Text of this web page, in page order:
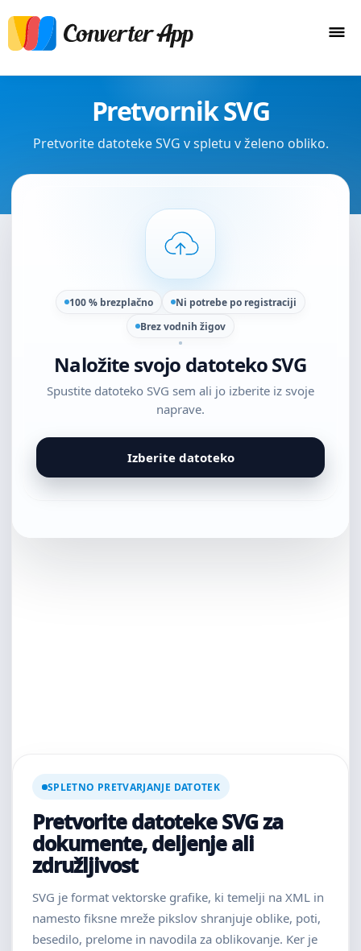
Pretvornik SVG
Pretvorite datoteke SVG v spletu v želeno obliko.
100 % brezplačno
Ni potrebe po registraciji
Brez vodnih žigov
Naložite svojo datoteko SVG
Spustite datoteko SVG sem ali jo izberite iz svoje
naprave.
Izberite datoteko
SPLETNO PRETVARJANJE DATOTEK
Pretvorite datoteke SVG za
dokumente, deljenje ali
združljivost
SVG je format vektorske grafike, ki temelji na XML in
namesto fiksne mreže pikslov shranjuje oblike, poti,
besedilo, prelome in navodila za oblikovanje. Ker je